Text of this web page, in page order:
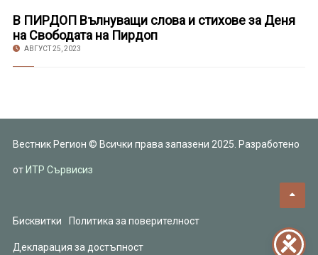
В ПИРДОП Вълнуващи слова и стихове за Деня
на Свободата на Пирдоп
АВГУСТ 25, 2023
Вестник Регион © Всички права запазени 2025. Разработено
от ИТР Сървисиз
Бисквитки Политика за поверителност
Декларация за достъпност